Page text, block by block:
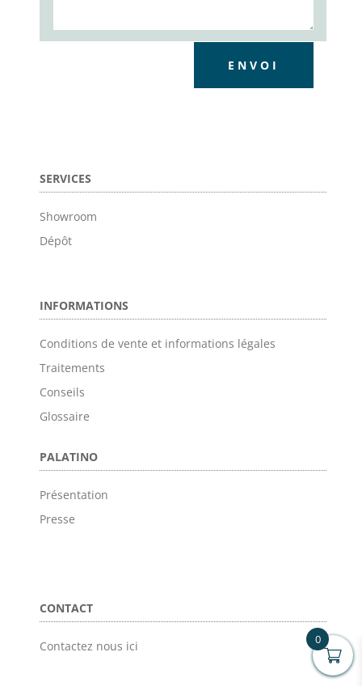
ENVOI
SERVICES
Showroom
Dépôt
INFORMATIONS
Conditions de vente et informations légales
Traitements
Conseils
Glossaire
PALATINO
Présentation
Presse
CONTACT
Contactez nous ici 0